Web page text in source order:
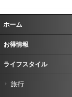
ホーム
お得情報
ライフスタイル
旅行